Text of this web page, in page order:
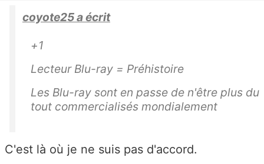
coyote25 a écrit
+1
Lecteur Blu-ray = Préhistoire
Les Blu-ray sont en passe de n'être plus du
tout commercialisés mondialement
C'est là où je ne suis pas d'accord.